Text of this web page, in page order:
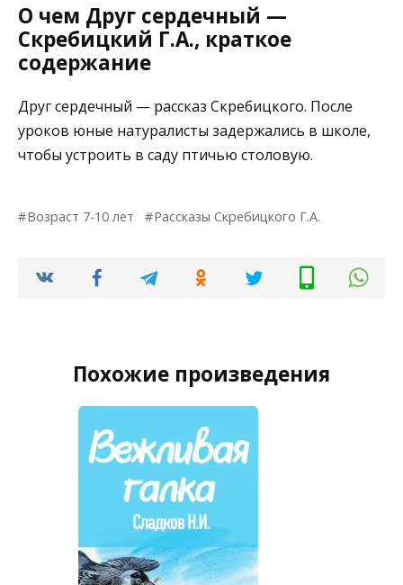
О чем Друг сердечный —
Скребицкий Г.А., краткое
содержание
Друг сердечный — рассказ Скребицкого. После
уроков юные натуралисты задержались в школе,
чтобы устроить в саду птичью столовую.
Возраст 7-10 лет Рассказы Скребицкого Г.А.
Похожие произведения